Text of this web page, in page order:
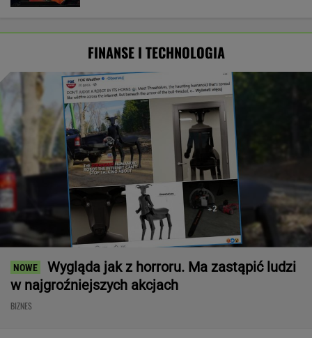
FINANSE I TECHNOLOGIA
Wygląda jak z horroru. Ma zastąpić ludzi
w najgroźniejszych akcjach
BIZNES